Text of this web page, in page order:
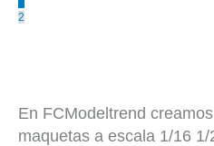
2
En FCModeltrend
maquetas a escala 1/16